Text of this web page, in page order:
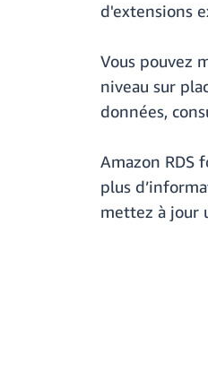
d'extensions
Vous pouvez
niveau sur
données,
Amazon RDS
plus
mettez à jour